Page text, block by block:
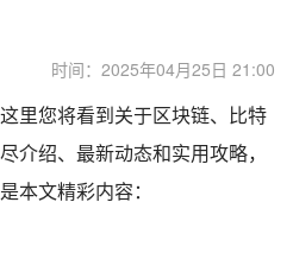
时间：2025年04月25日 21:00
里您将看到关于区块链、比特
介绍、最新动态和实用攻略，
本文精彩内容：